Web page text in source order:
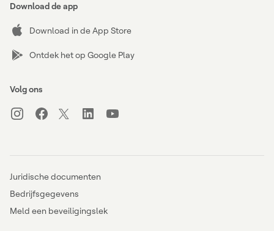
Download de app
Download in de App Store
Ontdek het op Google Play
Volg ons
Juridische documenten
Bedrijfsgegevens
Meld een beveiligingslek